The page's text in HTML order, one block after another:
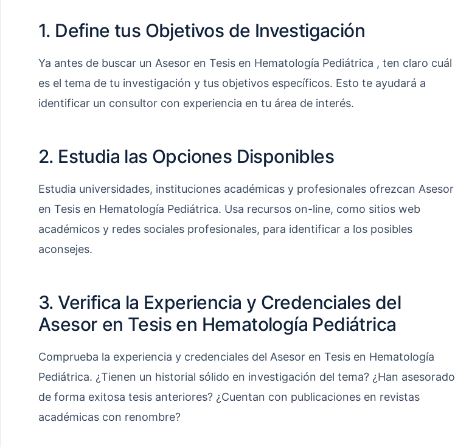
1. Define tus Objetivos de Investigación
Ya antes de buscar un Asesor en Tesis en Hematología Pediátrica , ten claro cuál
es el tema de tu investigación y tus objetivos específicos. Esto te ayudará a
identificar un consultor con experiencia en tu área de interés.
2. Estudia las Opciones Disponibles
Estudia universidades, instituciones académicas y profesionales ofrezcan Asesor
en Tesis en Hematología Pediátrica. Usa recursos on-line, como sitios web
académicos y redes sociales profesionales, para identificar a los posibles
aconsejes.
3. Verifica la Experiencia y Credenciales del
Asesor en Tesis en Hematología Pediátrica
Comprueba la experiencia y credenciales del Asesor en Tesis en Hematología
Pediátrica. ¿Tienen un historial sólido en investigación del tema? ¿Han asesorado
de forma exitosa tesis anteriores? ¿Cuentan con publicaciones en revistas
académicas con renombre?